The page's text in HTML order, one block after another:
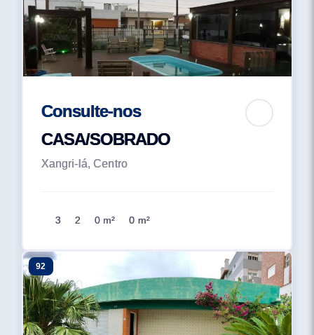
Consulte-nos
CASA/SOBRADO
Xangri-lá, Centro
3 2 0 m² 0 m²
92